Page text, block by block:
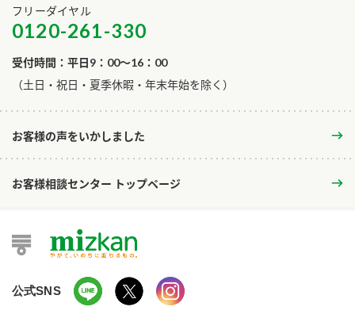
フリーダイヤル
0120-261-330
受付時間：平日9：00～16：00
​（土日・祝日・夏季休暇・年末年始を除く）
お客様の声をいかしました
お客様相談センター トップページ
公式SNS